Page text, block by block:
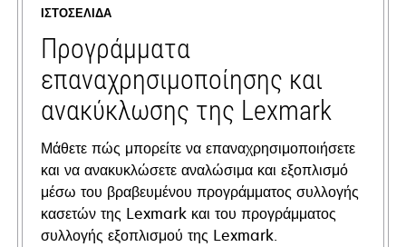
new
tab
ΙΣΤΟΣΕΛΊΔΑ
Προγράμματα
επαναχρησιμοποίησης και
ανακύκλωσης της Lexmark
Μάθετε πώς μπορείτε να επαναχρησιμοποιήσετε
και να ανακυκλώσετε αναλώσιμα και εξοπλισμό
μέσω του βραβευμένου προγράμματος συλλογής
κασετών της Lexmark και του προγράμματος
συλλογής εξοπλισμού της Lexmark.